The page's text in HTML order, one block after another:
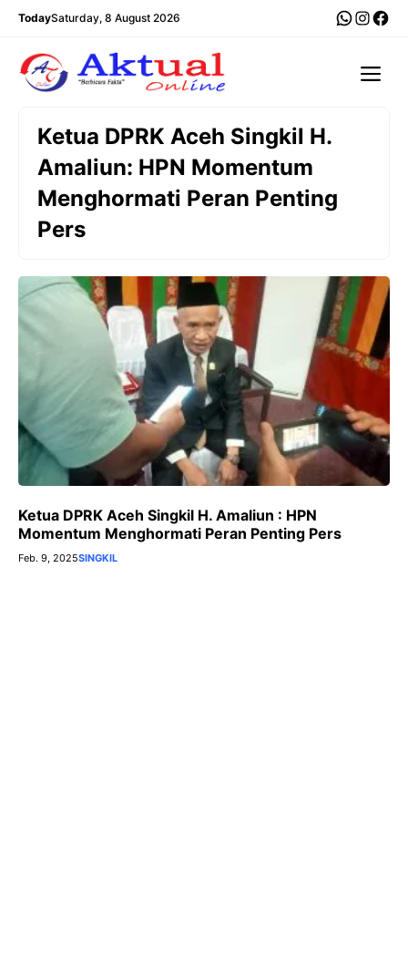
Langsung
TodaySaturday, 8 August 2026
Ketua DPRK Aceh Singkil H.
Amaliun: HPN Momentum
Menghormati Peran Penting
Pers
Ketua DPRK Aceh Singkil H. Amaliun : HPN
Momentum Menghormati Peran Penting Pers
Feb. 9, 2025SINGKIL